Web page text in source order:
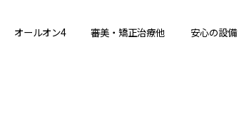
オールオン4 審美・矯正治療他 安心の設備